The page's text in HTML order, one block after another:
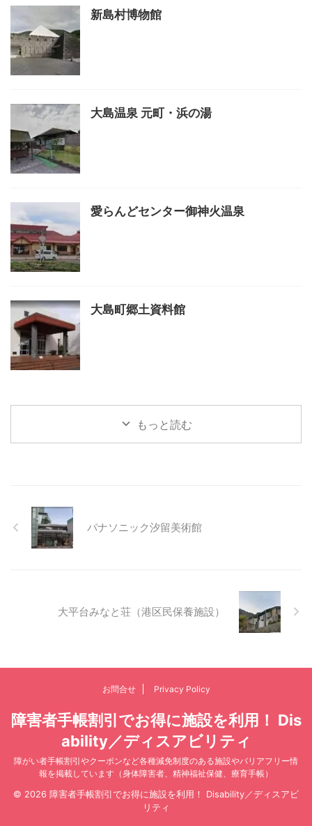
新島村博物館
大島温泉 元町・浜の湯
愛らんどセンター御神火温泉
大島町郷土資料館
もっと読む
パナソニック汐留美術館
大平台みなと荘（港区民保養施設）
お問合せ Privacy Policy
障害者手帳割引でお得に施設を利用！ Dis
ability／ディスアビリティ
障がい者手帳割引やクーポンなど各種減免制度のある施設やバリアフリー情
報を掲載しています（身体障害者、精神福祉保健、療育手帳）
© 2026 障害者手帳割引でお得に施設を利用！ Disability／ディスアビ
リティ